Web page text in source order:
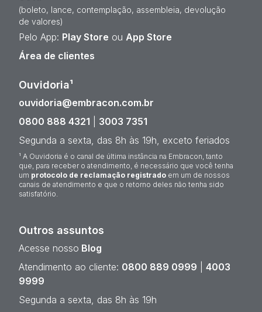
(boleto, lance, contemplação, assembleia, devolução
de valores)
Pelo App: Play Store ou App Store
Área de clientes
Ouvidoria¹
ouvidoria@embracon.com.br
0800 888 4321
3003 7351
Segunda a sexta, das 8h às 19h, exceto feriados
¹ A Ouvidoria é o canal de última instância na Embracon, tanto
que, para receber o atendimento, é necessário que você tenha
um protocolo de reclamação registrado em um de nossos
canais de atendimento e que o retorno deles não tenha sido
satisfatório.
Outros assuntos
Acesse nosso Blog
Atendimento ao cliente: 0800 889 0999
4003
9999
Segunda a sexta, das 8h às 19h